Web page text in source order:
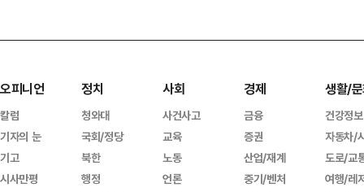
오피니언
칼럼
기자의 눈
기고
시사만평
정치
청와대
국회/정당
북한
행정
사회
사건사고
교육
노동
언론
경제
금융
증권
산업/재계
중기/벤처
생활/
건강정보
자동차/
도로/교
여행/레